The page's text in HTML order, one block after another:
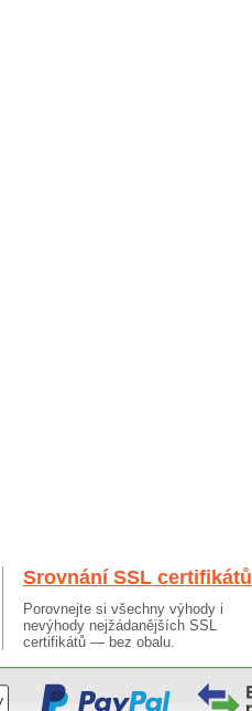
Srovnání SSL certifikátů
Porovnejte si všechny výhody i
nevýhody nejžádanějších SSL
certifikátů — bez obalu.